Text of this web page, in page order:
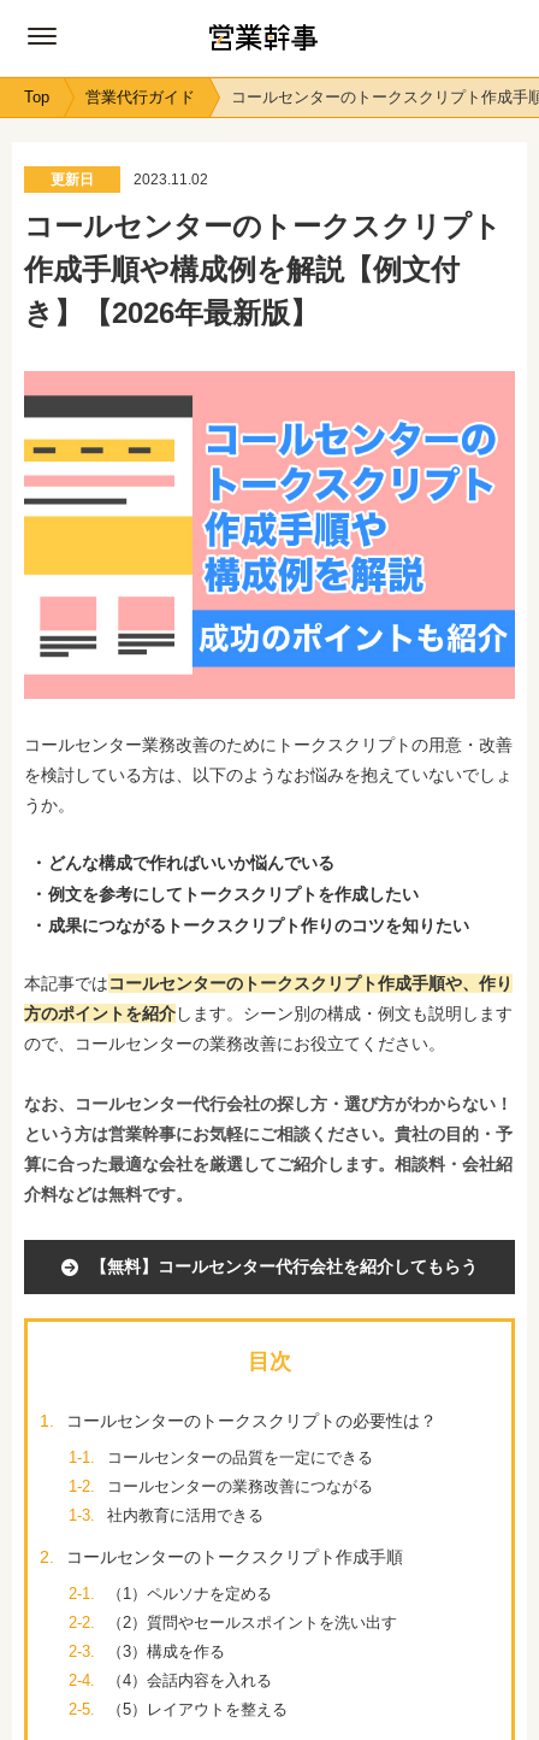
Top 営業代行ガイド コールセンターのトークスクリプト作成手
更新日 2023.11.02
コールセンターのトークスクリプト
作成手順や構成例を解説【例文付
き】【2026年最新版】
コールセンター業務改善のためにトークスクリプトの用意・改善
を検討している方は、以下のようなお悩みを抱えていないでしょ
うか。
どんな構成で作ればいいか悩んでいる
例文を参考にしてトークスクリプトを作成したい
成果につながるトークスクリプト作りのコツを知りたい
本記事ではコールセンターのトークスクリプト作成手順や、作り
方のポイントを紹介します。シーン別の構成・例文も説明します
ので、コールセンターの業務改善にお役立てください。
なお、コールセンター代行会社の探し方・選び方がわからない！
という方は営業幹事にお気軽にご相談ください。貴社の目的・予
算に合った最適な会社を厳選してご紹介します。相談料・会社紹
介料などは無料です。
【無料】コールセンター代行会社を紹介してもらう
目次
1. コールセンターのトークスクリプトの必要性は？
1-1.
コールセンターの品質を一定にできる
1-2.
コールセンターの業務改善につながる
1-3.
社内教育に活用できる
2. コールセンターのトークスクリプト作成手順
2-1.
（1）ペルソナを定める
2-2.
（2）質問やセールスポイントを洗い出す
2-3.
（3）構成を作る
2-4.
（4）会話内容を入れる
2-5.
（5）レイアウトを整える